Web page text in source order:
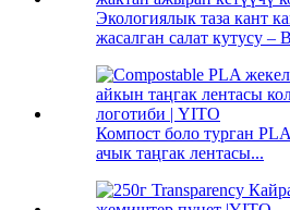
Экологиялык таза кант
жасалган салат кутусу –
Компост боло турган
ачык таңгак лентасы...